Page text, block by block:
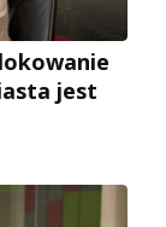
jest